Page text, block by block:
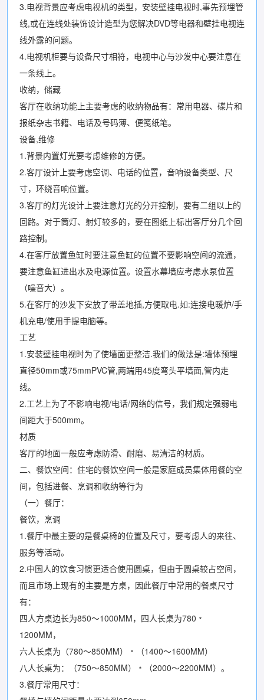
3.电视背景应考虑电视机的类型，安装壁挂电视时,事先预埋管
线,或在连线处装饰设计造型为您解决DVD等电器和壁挂电视连
线外露的问题。
4.电视机柜要与设备尺寸相符，电视中心与沙发中心要注意在
一条线上。
收纳，储藏
客厅在收纳功能上主要考虑的收纳物品有：常用电器、碟片和
报纸杂志书籍、电话及号码薄、便笺纸笔。
设备,维修
1.背景内置灯光要考虑维修的方便。
2.客厅设计上要考虑空调、电话的位置，音响设备类型、尺
寸，环绕音响位置。
3.客厅的灯光设计上要注意灯光的分开控制，要有二组以上的
回路。对于筒灯、射灯较多的，要在图纸上标出客厅分几个回
路控制。
4.在客厅放置鱼缸时要注意鱼缸的位置不要影响空间的流通，
要注意鱼缸进出水及电源位置。设置水幕墙应考虑水泵位置
（噪音大）。
5.在客厅的沙发下安放了带盖地插,方便取电.如:连接电暖炉/手
机充电/使用手提电脑等。
工艺
1.安装壁挂电视时为了使墙面更整洁.我们的做法是:墙体预埋
直径50mm或75mmPVC管,两端用45度弯头平墙面,管内走
线。
2.工艺上为了不影响电视/电话/网络的信号，我们规定强弱电
间距大于500mm。
材质
客厅的地面一般应考虑防滑、耐磨、易清洁的材质。
二、餐饮空间：住宅的餐饮空间一般是家庭成员集体用餐的空
间，包括进餐、烹调和收纳等行为
（一）餐厅：
餐饮，烹调
1.餐厅中最主要的是餐桌椅的位置及尺寸，要考虑人的来往、
服务等活动。
2.中国人的饮食习惯更适合使用圆桌，但由于圆桌较占空间，
而且市场上现有的主要是方桌，因此餐厅中常用的餐桌尺寸
有：
四人方桌边长为850～1000MM，四人长桌为780﹡
1200MM，
六人长桌为（780～850MM）﹡（1400～1600MM）
八人长桌为：（750～850MM）﹡（2000～2200MM）。
3.餐厅常用尺寸：